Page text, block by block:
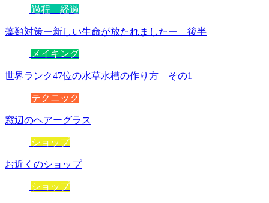
過程 経過
藻類対策ー新しい生命が放たれましたー 後半
メイキング
世界ランク47位の水草水槽の作り方 その1
テクニック
窓辺のヘアーグラス
ショップ
お近くのショップ
ショップ